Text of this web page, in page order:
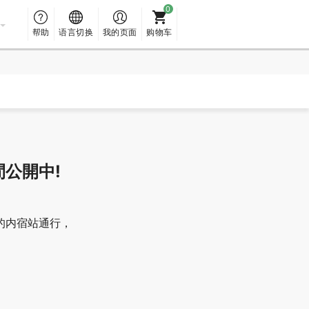
帮助 语言切换 我的页面 购物车
公開中!
宿站通行，